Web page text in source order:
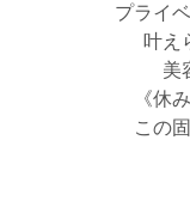
プライ
叶え
美
《休
この